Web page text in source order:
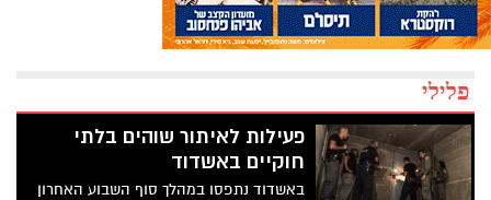
פלילי
פעילות לאיתור שוהים בלתי
חוקיים באשדוד
באשדוד נתפסו במהלך סוף השבוע האחרון